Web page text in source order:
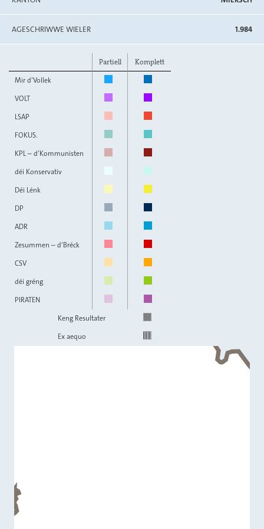
AGESCHRIWWE WIELER 1.984
Partiell
Komplett
Mir d’Vollek
VOLT
LSAP
FOKUS.
KPL – d’Kommunisten
déi Konservativ
Déi Lénk
DP
ADR
Zesummen – d’Bréck
CSV
déi gréng
PIRATEN
Keng Resultater
Ex aequo